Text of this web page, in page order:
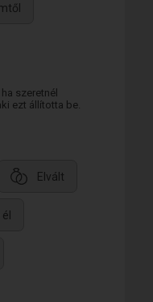
szeretnél
ezt állította be.
Elvált